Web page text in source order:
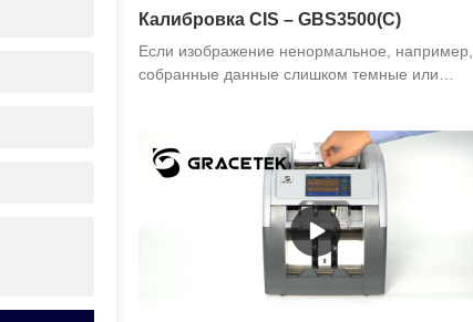
Калибровка CIS – GBS3500(C)
Если изображение ненормальное, например,
собранные данные слишком темные или